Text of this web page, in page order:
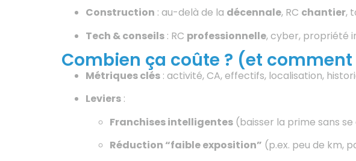
Construction : au-delà de la décennale, RC chantier,
Tech & conseils : RC professionnelle, cyber, propriété
Combien ça coûte ? (et
Métriques clés : activité, CA, effectifs, localisation,
Leviers :
Franchises intelligentes (baisser la prime sans
Réduction “faible exposition” (p.ex. peu de km,